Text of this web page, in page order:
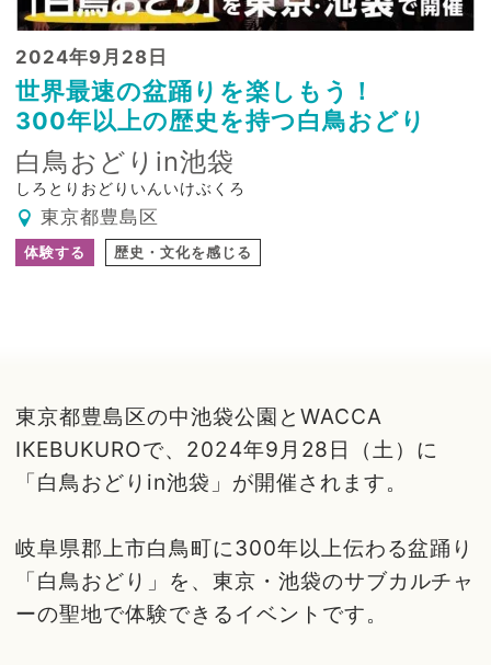
2024年9月28日
世界最速の盆踊りを楽しもう！
300年以上の歴史を持つ白鳥おどり
白鳥おどりin池袋
しろとりおどりいんいけぶくろ
東京都豊島区
体験する 歴史・文化を感じる
東京都豊島区の中池袋公園とWACCA
IKEBUKUROで、2024年9月28日（土）に
「白鳥おどりin池袋」が開催されます。
岐阜県郡上市白鳥町に300年以上伝わる盆踊り
「白鳥おどり」を、東京・池袋のサブカルチャ
ーの聖地で体験できるイベントです。